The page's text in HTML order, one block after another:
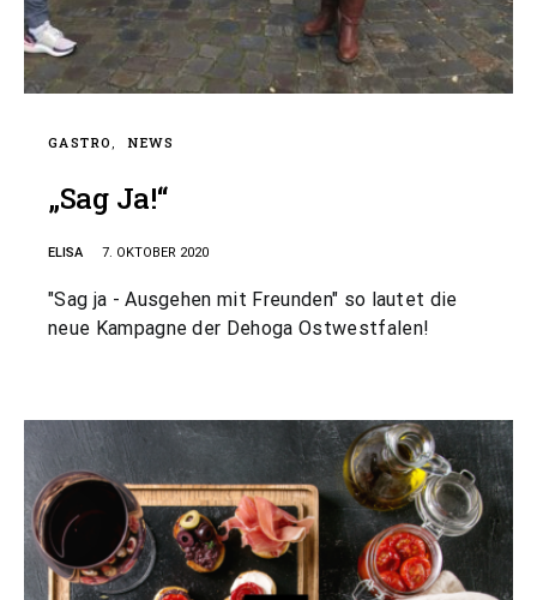
GASTRO NEWS
„Sag Ja!“
ELISA 7. OKTOBER 2020
"Sag ja - Ausgehen mit Freunden" so lautet die
neue Kampagne der Dehoga Ostwestfalen!